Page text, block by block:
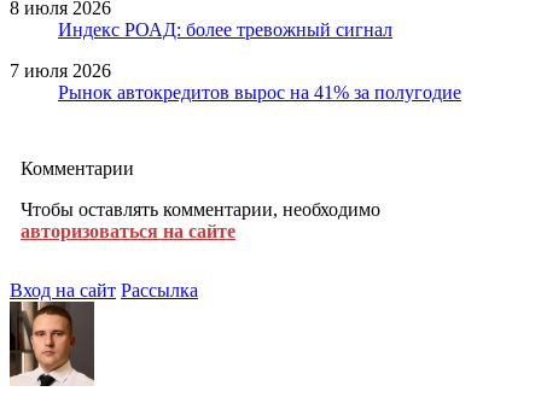
8 июля 2026
Индекс РОАД: более тревожный сигнал
7 июля 2026
Рынок автокредитов вырос на 41% за полугодие
Комментарии
Чтобы оставлять комментарии, необходимо
авторизоваться на сайте
Вход на сайт Рассылка